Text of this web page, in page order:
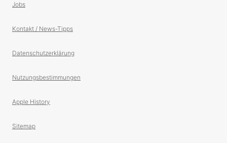
Jobs
Kontakt / News-Tipps
Datenschutzerklärung
Nutzungsbestimmungen
Apple History
Sitemap